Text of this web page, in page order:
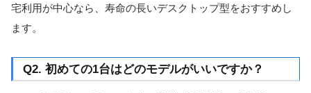
宅利用が中心なら、寿命の長いデスクトップ型をおすすめし
ます。
Q2. 初めての1台はどのモデルがいいですか？